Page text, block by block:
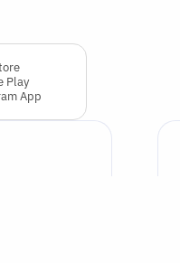
Play
App